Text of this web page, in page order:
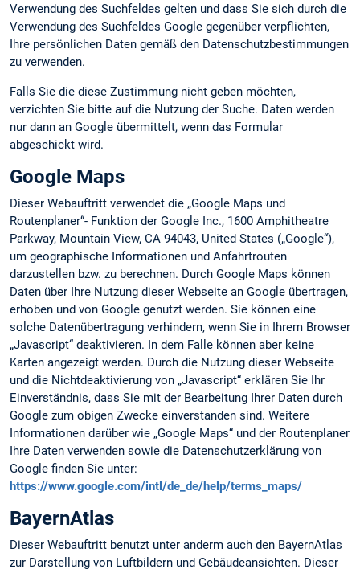
Verwendung des Suchfeldes gelten und dass Sie sich durch die
Verwendung des Suchfeldes Google gegenüber verpflichten,
Ihre persönlichen Daten gemäß den Datenschutzbestimmungen
zu verwenden.
Falls Sie die diese Zustimmung nicht geben möchten,
verzichten Sie bitte auf die Nutzung der Suche. Daten werden
nur dann an Google übermittelt, wenn das Formular
abgeschickt wird.
Google Maps
Dieser Webauftritt verwendet die „Google Maps und
Routenplaner“- Funktion der Google Inc., 1600 Amphitheatre
Parkway, Mountain View, CA 94043, United States („Google“),
um geographische Informationen und Anfahrtrouten
darzustellen bzw. zu berechnen. Durch Google Maps können
Daten über Ihre Nutzung dieser Webseite an Google übertragen,
erhoben und von Google genutzt werden. Sie können eine
solche Datenübertragung verhindern, wenn Sie in Ihrem Browser
„Javascript“ deaktivieren. In dem Falle können aber keine
Karten angezeigt werden. Durch die Nutzung dieser Webseite
und die Nichtdeaktivierung von „Javascript“ erklären Sie Ihr
Einverständnis, dass Sie mit der Bearbeitung Ihrer Daten durch
Google zum obigen Zwecke einverstanden sind. Weitere
Informationen darüber wie „Google Maps“ und der Routenplaner
Ihre Daten verwenden sowie die Datenschutzerklärung von
Google finden Sie unter:
https://www.google.com/intl/de_de/help/terms_maps/
BayernAtlas
Dieser Webauftritt benutzt unter anderm auch den BayernAtlas
zur Darstellung von Luftbildern und Gebäudeansichten. Dieser